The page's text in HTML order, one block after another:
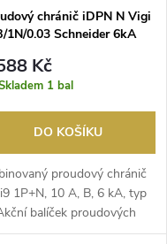
chránič iDPN N Vigi
1N/0.03 Schneider 6kA
Kč
1 bal
DO KOŠÍKU
proudový chránič
1P+N, 10 A, B, 6 kA, typ
balíček proudových
s ji...